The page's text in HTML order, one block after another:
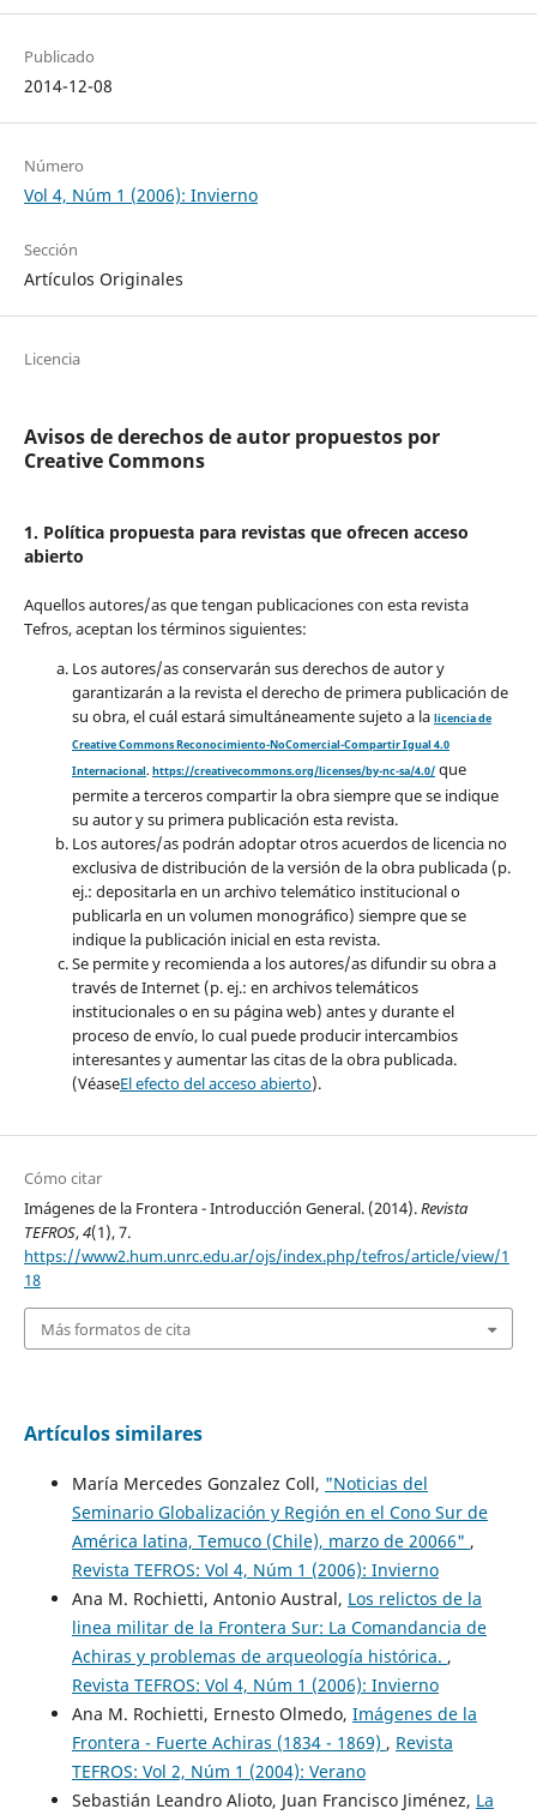
Publicado
2014-12-08
Número
Vol 4, Núm 1 (2006): Invierno
Sección
Artículos Originales
Licencia
Avisos de derechos de autor propuestos por
Creative Commons
1. Política propuesta para revistas que ofrecen acceso
abierto
Aquellos autores/as que tengan publicaciones con esta revista
Tefros, aceptan los términos siguientes:
Los autores/as conservarán sus derechos de autor y
garantizarán a la revista el derecho de primera publicación de
su obra, el cuál estará simultáneamente sujeto a la licencia de
Creative Commons Reconocimiento-NoComercial-Compartir Igual 4.0
Internacional. https://creativecommons.org/licenses/by-nc-sa/4.0/que
permite a terceros compartir la obra siempre que se indique
su autor y su primera publicación esta revista.
Los autores/as podrán adoptar otros acuerdos de licencia no
exclusiva de distribución de la versión de la obra publicada (p.
ej.: depositarla en un archivo telemático institucional o
publicarla en un volumen monográfico) siempre que se
indique la publicación inicial en esta revista.
Se permite y recomienda a los autores/as difundir su obra a
través de Internet (p. ej.: en archivos telemáticos
institucionales o en su página web) antes y durante el
proceso de envío, lo cual puede producir intercambios
interesantes y aumentar las citas de la obra publicada.
(VéaseEl efecto del acceso abierto).
Cómo citar
Imágenes de la Frontera - Introducción General. (2014).Revista
TEFROS,4(1), 7.
https://www2.hum.unrc.edu.ar/ojs/index.php/tefros/article/view/1
18
Más formatos de cita
Artículos similares
María Mercedes Gonzalez Coll, "Noticias del
Seminario Globalización y Región en el Cono Sur de
América latina, Temuco (Chile), marzo de 20066" ,
Revista TEFROS: Vol 4, Núm 1 (2006): Invierno
Ana M. Rochietti, Antonio Austral, Los relictos de la
linea militar de la Frontera Sur: La Comandancia de
Achiras y problemas de arqueología histórica. ,
Revista TEFROS: Vol 4, Núm 1 (2006): Invierno
Ana M. Rochietti, Ernesto Olmedo, Imágenes de la
Frontera - Fuerte Achiras (1834 - 1869) , Revista
TEFROS: Vol 2, Núm 1 (2004): Verano
Sebastián Leandro Alioto, Juan Francisco Jiménez, La